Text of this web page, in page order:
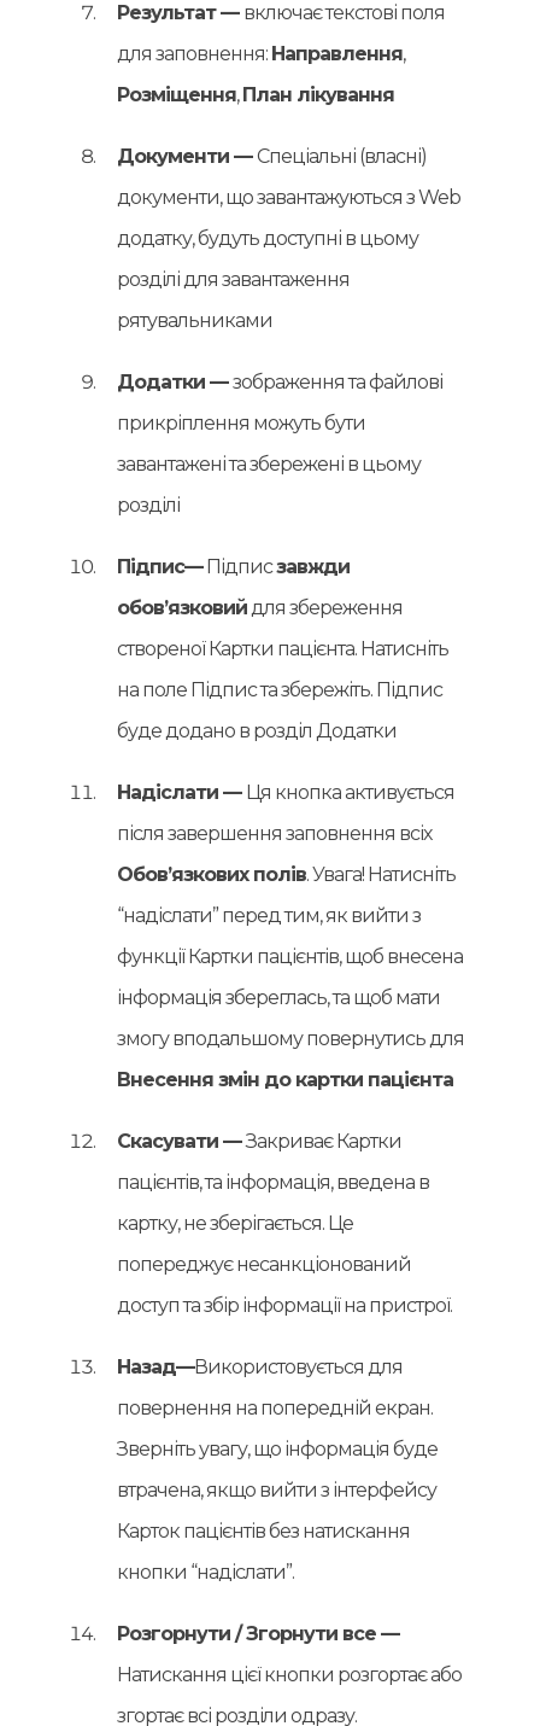
Результат — включає текстові поля
для заповнення: Направлення,
Розміщення,План лікування
Документи —Спеціальні (власні)
документи, що завантажуються з Web
додатку, будуть доступні в цьому
розділі для завантаження
рятувальниками
Додатки —зображення та файлові
прикріплення можуть бути
завантажені та збережені в цьому
розділі
Підпис—Підписзавжди
обов’язковийдля збереження
створеної Картки пацієнта. Натисніть
на поле Підпис та збережіть. Підпис
буде додано в розділ Додатки
Надіслати — Ця кнопка активується
після завершення заповнення всіх
Обов’язкових полів. Увага! Натисніть
“надіслати” перед тим, як вийти з
функції Картки пацієнтів, щоб внесена
інформація збереглась, та щоб мати
змогу вподальшому повернутись для
Внесення змін до картки пацієнта
Скасувати —Закриває Картки
пацієнтів, та інформація, введена в
картку, не зберігається. Це
попереджує несанкціонований
доступ та збір інформації на пристрої.
Назад—Використовується для
повернення на попередній екран.
Зверніть увагу, що інформація буде
втрачена, якщо вийти з інтерфейсу
Карток пацієнтів без натискання
кнопки “надіслати”.
Розгорнути / Згорнути все —
Натискання цієї кнопки розгортає або
згортає всі розділи одразу.